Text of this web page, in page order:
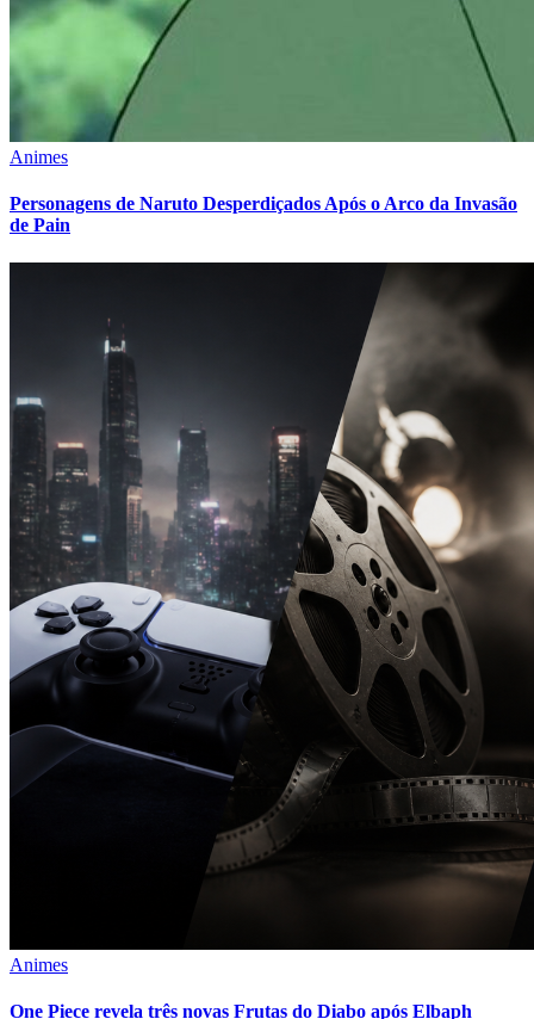
Animes
Personagens de Naruto Desperdiçados Após o Arco da Invasão
de Pain
Animes
One Piece revela três novas Frutas do Diabo após Elbaph